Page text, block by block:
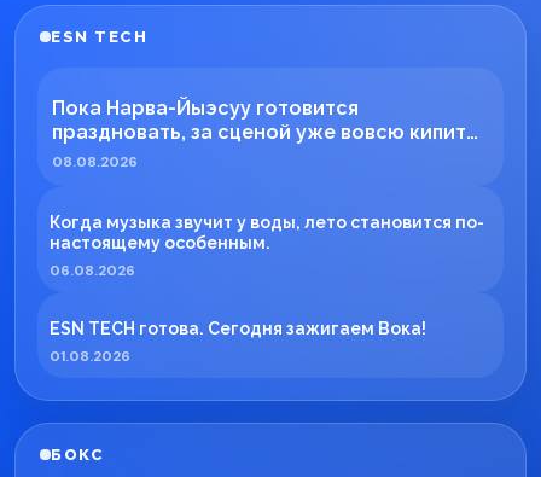
ESN TECH
Пока Нарва-Йыэсуу готовится
праздновать, за сценой уже вовсю кипит
работа!
08.08.2026
Когда музыка звучит у воды, лето становится по-
настоящему особенным.
06.08.2026
ESN TECH готова. Сегодня зажигаем Вока!
01.08.2026
БОКС